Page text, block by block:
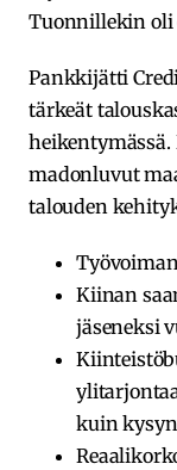
Tuonnillekin oli
Pankkijätti
tärkeät
heikentymässä.
madonluvut
talouden
Kiinan
jäseneksi
kuin